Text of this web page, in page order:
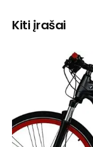
Kiti įrašai